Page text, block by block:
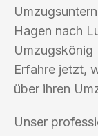
Hagen nach
Umzugskönig
Erfahre jetzt,
über ihren
Unser